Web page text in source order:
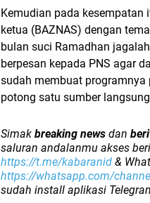
Kemudian pada
ketua (BAZNAS) dengan
bulan suci Ramadhan
berpesan kepada PNS agar
sudah membuat
potong satu sumber
Simak breaking news dan
saluran andalanmu akses
https://t.me/kabaranid &
https://whatsapp.com/
sudah install aplikasi